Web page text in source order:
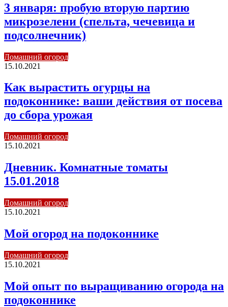
3 января: пробую вторую партию
микрозелени (спельта, чечевица и
подсолнечник)
Домашний огород
15.10.2021
Как вырастить огурцы на
подоконнике: ваши действия от посева
до сбора урожая
Домашний огород
15.10.2021
Дневник. Комнатные томаты
15.01.2018
Домашний огород
15.10.2021
Мой огород на подоконнике
Домашний огород
15.10.2021
Мой опыт по выращиванию огорода на
подоконнике